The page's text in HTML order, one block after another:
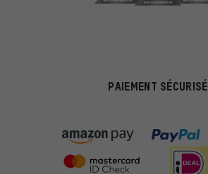
PAIEMENT SÉCURISÉ